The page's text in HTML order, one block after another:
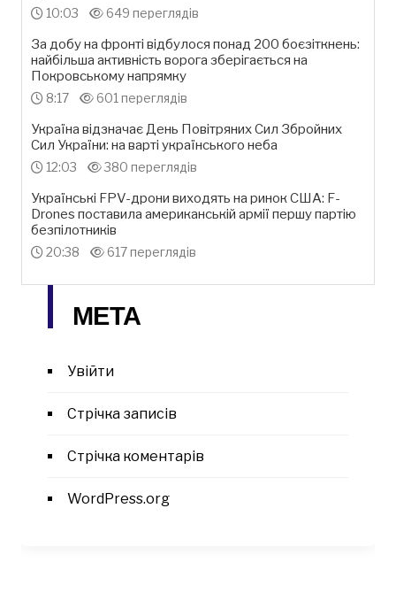
10:03 649 переглядів
За добу на фронті відбулося понад 200 боєзіткнень:
найбільша активність ворога зберігається на
Покровському напрямку
8:17 601 переглядів
Україна відзначає День Повітряних Сил Збройних
Сил України: на варті українського неба
12:03 380 переглядів
Українські FPV-дрони виходять на ринок США: F-
Drones поставила американській армії першу партію
безпілотників
20:38 617 переглядів
МЕТА
Увійти
Стрічка записів
Стрічка коментарів
WordPress.org